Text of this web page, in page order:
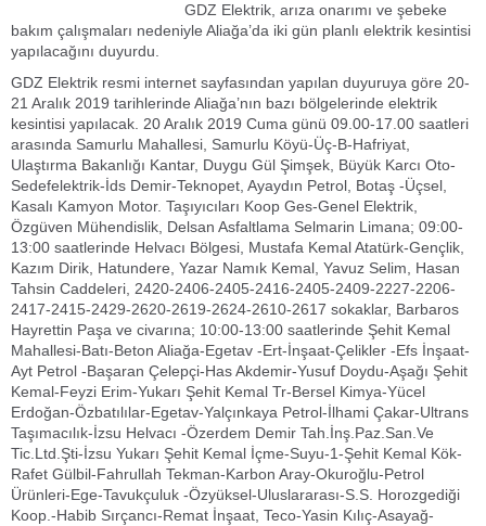
GDZ Elektrik, arıza onarımı ve şebeke
bakım çalışmaları nedeniyle Aliağa’da iki gün planlı elektrik kesintisi
yapılacağını duyurdu.
GDZ Elektrik resmi internet sayfasından yapılan duyuruya göre 20-
21 Aralık 2019 tarihlerinde Aliağa’nın bazı bölgelerinde elektrik
kesintisi yapılacak. 20 Aralık 2019 Cuma günü 09.00-17.00 saatleri
arasında Samurlu Mahallesi, Samurlu Köyü-Üç-B-Hafriyat,
Ulaştırma Bakanlığı Kantar, Duygu Gül Şimşek, Büyük Karcı Oto-
Sedefelektrik-İds Demir-Teknopet, Ayaydın Petrol, Botaş -Üçsel,
Kasalı Kamyon Motor. Taşıyıcıları Koop Ges-Genel Elektrik,
Özgüven Mühendislik, Delsan Asfaltlama Selmarin Limana; 09:00-
13:00 saatlerinde Helvacı Bölgesi, Mustafa Kemal Atatürk-Gençlik,
Kazım Dirik, Hatundere, Yazar Namık Kemal, Yavuz Selim, Hasan
Tahsin Caddeleri, 2420-2406-2405-2416-2405-2409-2227-2206-
2417-2415-2429-2620-2619-2624-2610-2617 sokaklar, Barbaros
Hayrettin Paşa ve civarına; 10:00-13:00 saatlerinde Şehit Kemal
Mahallesi-Batı-Beton Aliağa-Egetav -Ert-İnşaat-Çelikler -Efs İnşaat-
Ayt Petrol -Başaran Çelepçi-Has Akdemir-Yusuf Doydu-Aşağı Şehit
Kemal-Feyzi Erim-Yukarı Şehit Kemal Tr-Bersel Kimya-Yücel
Erdoğan-Özbatılılar-Egetav-Yalçınkaya Petrol-İlhami Çakar-Ultrans
Taşımacılık-İzsu Helvacı -Özerdem Demir Tah.İnş.Paz.San.Ve
Tic.Ltd.Şti-İzsu Yukarı Şehit Kemal İçme-Suyu-1-Şehit Kemal Kök-
Rafet Gülbil-Fahrullah Tekman-Karbon Aray-Okuroğlu-Petrol
Ürünleri-Ege-Tavukçuluk -Özyüksel-Uluslararası-S.S. Horozgediği
Koop.-Habib Sırçancı-Remat İnşaat, Teco-Yasin Kılıç-Asayağ-